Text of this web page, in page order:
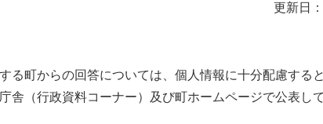
更新日
る町からの回答については、個人情報に十分配慮する
舎（行政資料コーナー）及び町ホームページで公表して